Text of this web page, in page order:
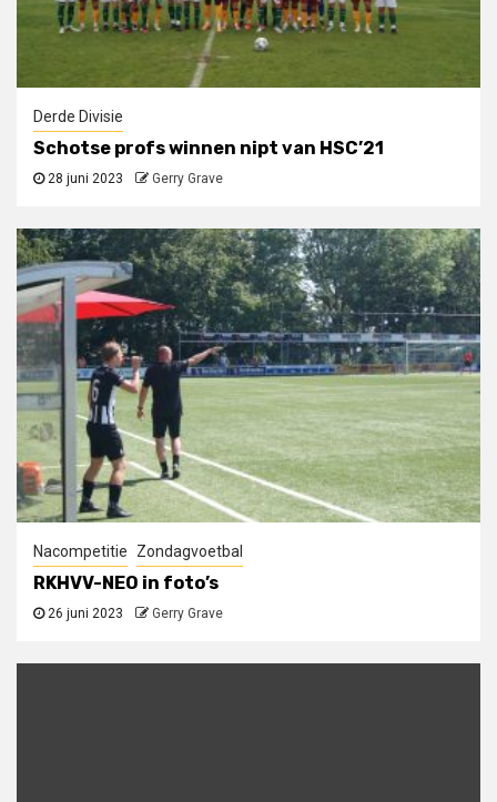
Derde Divisie
Schotse profs winnen nipt van HSC’21
28 juni 2023 Gerry Grave
Nacompetitie Zondagvoetbal
RKHVV-NEO in foto’s
26 juni 2023 Gerry Grave